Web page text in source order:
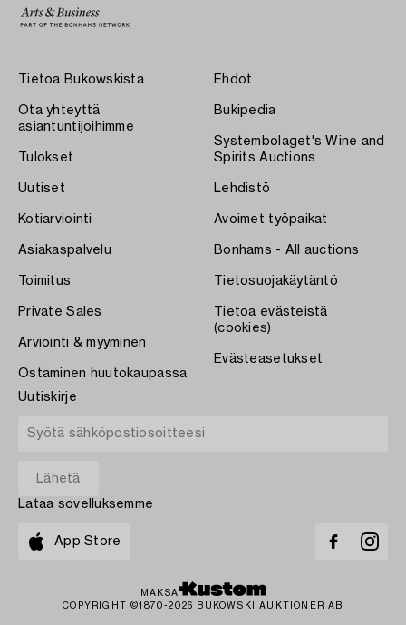
Tietoa Bukowskista
Ota yhteyttä
asiantuntijoihimme
Tulokset
Uutiset
Kotiarviointi
Asiakaspalvelu
Toimitus
Private Sales
Arviointi & myyminen
Ostaminen huutokaupassa
Ehdot
Bukipedia
Systembolaget's Wine and
Spirits Auctions
Lehdistö
Avoimet työpaikat
Bonhams - All auctions
Tietosuojakäytäntö
Tietoa evästeistä
(cookies)
Evästeasetukset
Uutiskirje
Lataa sovelluksemme
App Store
MAKSA
COPYRIGHT ©1870-2026 BUKOWSKI AUKTIONER AB